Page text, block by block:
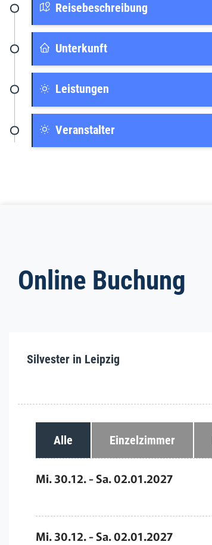
Reisebeschreibung
Unterkunft
Leistungen
Veranstalter
Online Buchung
Silvester in Leipzig
Alle Einzelzimmer
Mi. 30.12. - Sa. 02.01.2027
Mi. 30.12. - Sa. 02.01.2027